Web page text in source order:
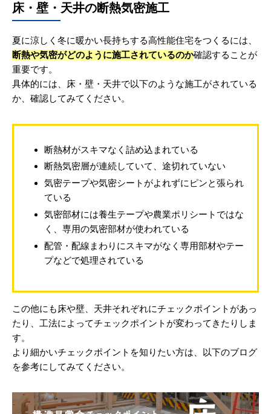
床・壁・天井の断熱気密施工
夏に涼しく冬に暖かい長持ちする高性能住宅をつくるには、
断熱や気密がどのように施工されているのか確認することが
重要です。
具体的には、床・壁・天井で以下のような施工がされている
か、確認してみてください。
断熱材がスキマなく詰め込まれている
断熱気密層が連続していて、途切れていない
気密テープや気密シートがよれずにピンと張られ
ている
気密部材には養生テープや農業ポリシートではな
く、専用の気密部材が使われている
配管・配線まわりにスキマがなく専用部材やテー
プなどで処理されている
この他にも床や壁、天井それぞれにチェックポイントがあっ
たり、工法によってチェックポイントが変わってきたりしま
す。
より細かいチェックポイントを知りたい方は、以下のブログ
を参考にしてみてください。